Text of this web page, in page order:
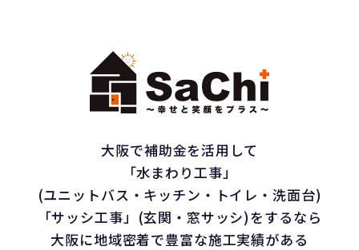
大阪で補助金を活用して
「水まわり工事」
(ユニットバス・キッチン・トイレ・洗面台)
「サッシ工事」(玄関・窓サッシ)をするなら
大阪に地域密着で豊富な施工実績がある